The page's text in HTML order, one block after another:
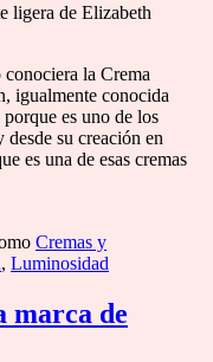
ligera de Elizabeth
la Crema
igualmente conocida
es uno de los
su creación en
es una de esas cremas
Cremas y
, Luminosidad
marca de